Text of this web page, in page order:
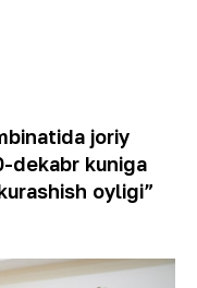
joriy
dekabr kuniga
oyligi”